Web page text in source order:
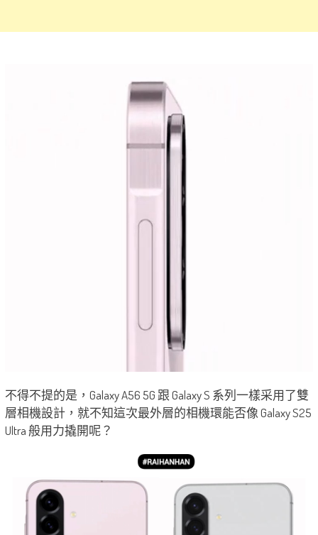
不得不提的是，Galaxy A56 5G 跟 Galaxy S 系列一樣采用了雙
層相機設計，就不知這次最外層的相機環能否像 Galaxy S25
Ultra 般用力撬開呢？